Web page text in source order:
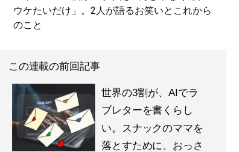
ウケたいだけ」。2人が語るお笑いとこれから
のこと
この連載の前回記事
世界の3割が、AIでラ
ブレターを書くらし
い。スナックのママを
落とすために、おっさ